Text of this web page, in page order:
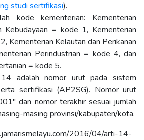
studi sertifikasi).
kode kementerian: Kementerian
Kebudayaan = kode 1, Kementerian
Kementerian Kelautan dan Perikanan
Perindustrian = kode 4, dan
= kode 5.
adalah nomor urut pada sistem
sertifikasi (AP2SG). Nomor urut
dan nomor terakhir sesuai jumlah
masing provinsi/kabupaten/kota.
2016/04/arti-14-